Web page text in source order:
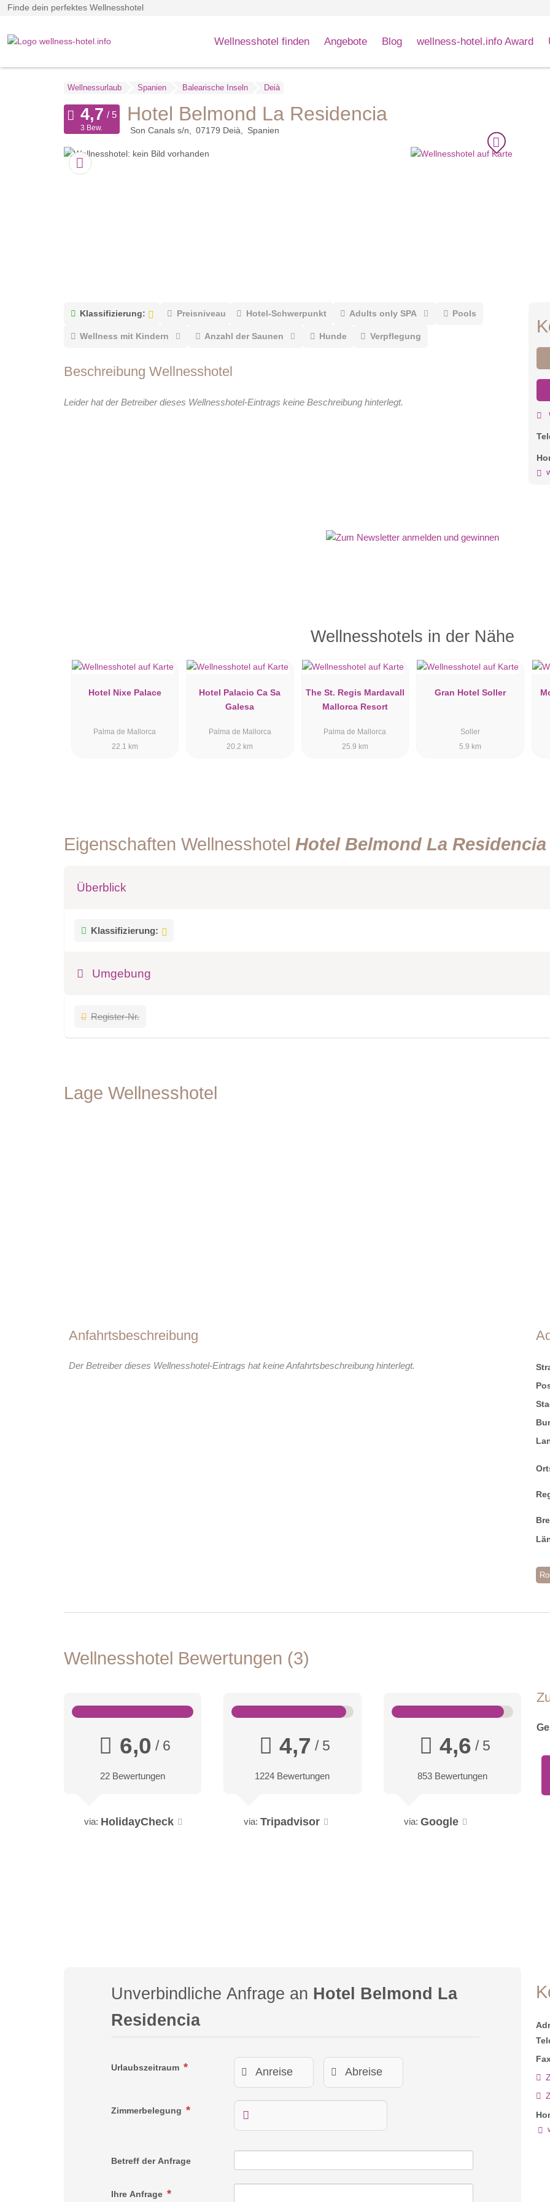
Finde dein perfektes Wellnesshotel
Wellnesshotel finden Angebote Blog wellness-hotel.info Award
Wellnessurlaub Spanien Balearische Inseln Deià
Hotel Belmond La Residencia
Son Canals s/n 07179 Deià Spanien
3 Bew.
Klassifizierung: Preisniveau Hotel-Schwerpunkt Adults only SPA Pools
Wellness mit Kindern Anzahl der Saunen Hunde Verpflegung
Beschreibung Wellnesshotel
Leider hat der Betreiber dieses Wellnesshotel-Eintrags keine Beschreibung hinterlegt.
Wellnesshotels in der Nähe
Hotel Nixe Palace
Palma de Mallorca
22.1 km
Hotel Palacio Ca Sa
Galesa
Palma de Mallorca
20.2 km
The St. Regis Mardavall
Mallorca Resort
Palma de Mallorca
25.9 km
Gran Hotel Soller
Soller
5.9 km
Eigenschaften Wellnesshotel Hotel Belmond La Residencia
Überblick
Klassifizierung:
Umgebung
Register-Nr.
Lage Wellnesshotel
Anfahrtsbeschreibung
Der Betreiber dieses Wellnesshotel-Eintrags hat keine Anfahrtsbeschreibung hinterlegt.
Wellnesshotel Bewertungen 3
6,0 / 6
22 Bewertungen
via: HolidayCheck
4,7 / 5
1224 Bewertungen
via: Tripadvisor
4,6 / 5
853 Bewertungen
via: Google
Unverbindliche Anfrage an Hotel Belmond La
Residencia
Urlaubszeitraum
Zimmerbelegung
Betreff der Anfrage
Ihre Anfrage